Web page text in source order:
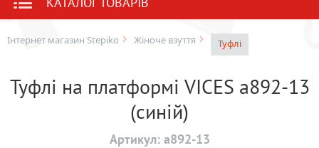
Інтернет магазин Stepiko Жіноче взуття Туфлі
Туфлі на платформі VICES a892-13
(cиній)
Артикул: a892-13